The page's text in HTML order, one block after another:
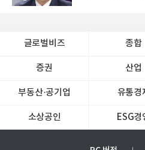
글로벌비즈 종합
증권 산업
부동산·공기업 유통경
소상공인 ESG경